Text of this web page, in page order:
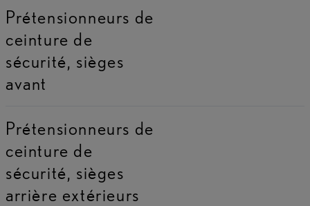
Prétensionneurs de
ceinture de
sécurité, sièges
avant
Prétensionneurs de
ceinture de
sécurité, sièges
arrière extérieurs